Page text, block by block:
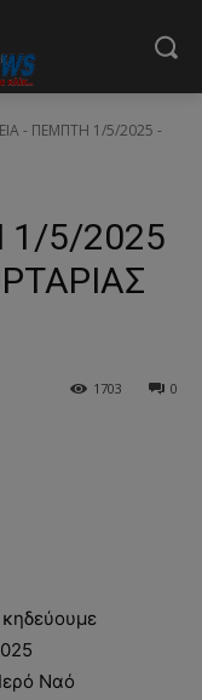
- ΠΕΜΠΤΗ 1/5/2025 -
5/2025
0
1703
Ναό